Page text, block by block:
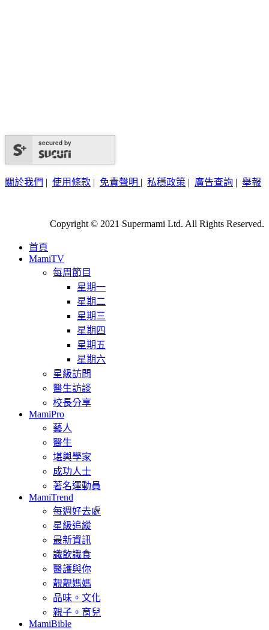
secured by
關於我們 | 使用條款 | 免責聲明 | 私穩政策 | 廣告查詢 | 舉報
Copyright © 2021 Supermami Ltd. All Rights Reserved.
首頁
MamiTV
每周節目
星期一
星期二
星期三
星期四
星期五
星期六
星級訪問
醫生訪談
校長分享
MamiPro
藝人
醫生
堪輿學家
成功人士
著名運動員
MamiTrend
每週好去處
星級追縱
最新資訊
識飲識食
醫護與你
靚靚媽媽
品味。文化
親子。育兒
MamiBible